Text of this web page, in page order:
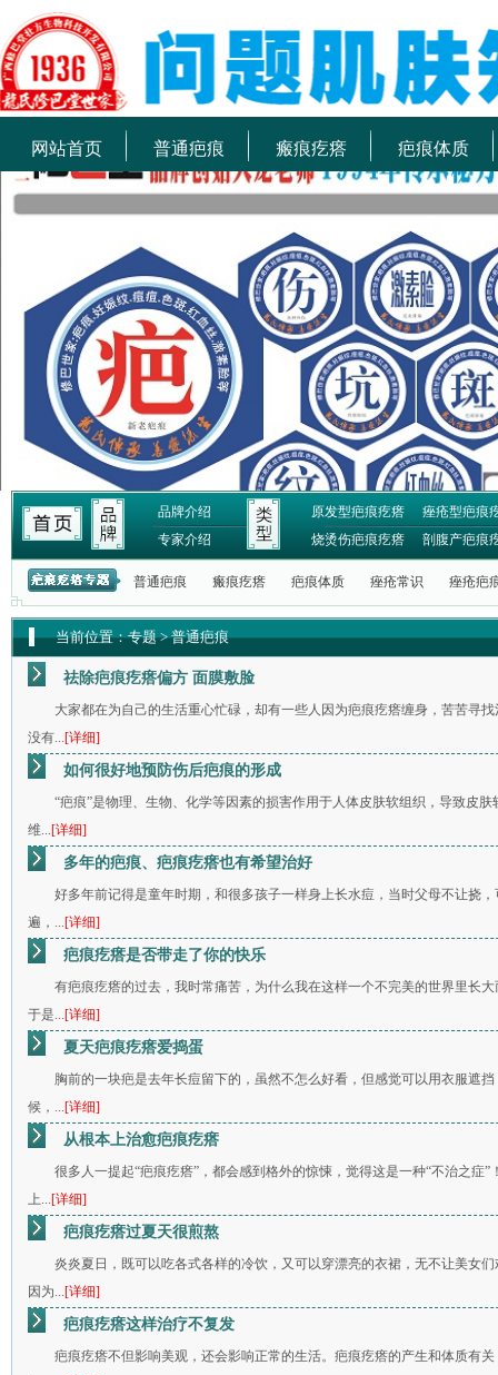
网站首页 普通疤痕 瘢痕疙瘩 疤痕体质
品牌介绍
专家介绍
原发型疤痕疙瘩
痤疮型疤痕
烧烫伤疤痕疙瘩
剖腹产疤痕
普通疤痕 瘢痕疙瘩 疤痕体质 痤疮常识 痤疮疤
当前位置：专题>普通疤痕
祛除疤痕疙瘩偏方 面膜敷脸
大家都在为自己的生活重心忙碌，却有一些人因为疤痕疙瘩缠身，苦苦寻
没有...[详细]
如何很好地预防伤后疤痕的形成
“疤痕”是物理、生物、化学等因素的损害作用于人体皮肤软组织，导致皮
维...[详细]
多年的疤痕、疤痕疙瘩也有希望治好
好多年前记得是童年时期，和很多孩子一样身上长水痘，当时父母不让挠
遍，...[详细]
疤痕疙瘩是否带走了你的快乐
有疤痕疙瘩的过去，我时常痛苦，为什么我在这样一个不完美的世界里长
于是...[详细]
夏天疤痕疙瘩爱捣蛋
胸前的一块疤是去年长痘留下的，虽然不怎么好看，但感觉可以用衣服遮
候，...[详细]
从根本上治愈疤痕疙瘩
很多人一提起“疤痕疙瘩”，都会感到格外的惊悚，觉得这是一种“不治之症
上...[详细]
疤痕疙瘩过夏天很煎熬
炎炎夏日，既可以吃各式各样的冷饮，又可以穿漂亮的衣裙，无不让美女
因为...[详细]
疤痕疙瘩这样治疗不复发
疤痕疙瘩不但影响美观，还会影响正常的生活。疤痕疙瘩的产生和体质有